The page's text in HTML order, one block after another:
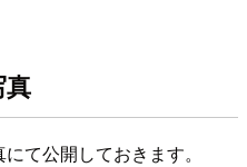
真
て公開しておきます。